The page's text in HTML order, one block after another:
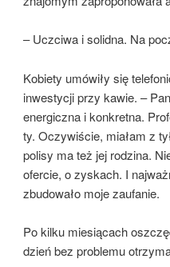
– Uczciwa i solidna. Na
Kobiety umówiły się
inwestycji przy kawie. –
energiczna i konkretna.
ty. Oczywiście, miałam z
polisy ma też jej rodzina.
ofercie, o zyskach. I
zbudowało moje zaufanie.
Po kilku miesiącach
dzień bez problemu